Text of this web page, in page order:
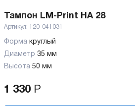
Тампон LM-Print HA 28
Артикул: 120-041031
Форма круглый
Диаметр 35 мм
Высота 50 мм
1 330 Р